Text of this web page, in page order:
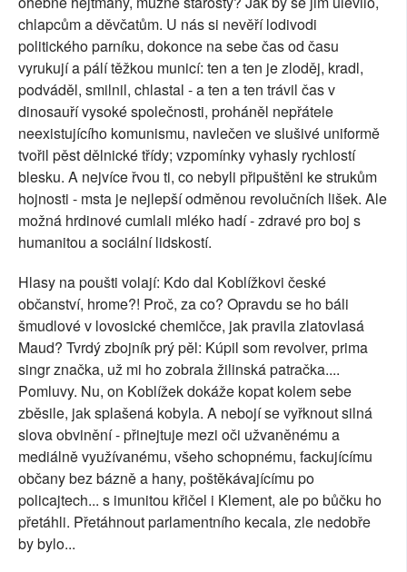
chlapcům a děvčatům. U nás si nevěří lodivodi
politického parníku, dokonce na sebe čas od času
vyrukují a pálí těžkou municí: ten a ten je zloděj, kradl,
podváděl, smilnil, chlastal - a ten a ten trávil čas v
dinosauří vysoké společnosti, proháněl nepřátele
neexistujícího komunismu, navlečen ve slušivé uniformě
tvořil pěst dělnické třídy; vzpomínky vyhasly rychlostí
blesku. A nejvíce řvou ti, co nebyli připuštěni ke strukům
hojnosti - msta je nejlepší odměnou revolučních lišek. Ale
možná hrdinové cumlali mléko hadí - zdravé pro boj s
humanitou a sociální lidskostí.
Hlasy na poušti volají: Kdo dal Koblížkovi české
občanství, hrome?! Proč, za co? Opravdu se ho báli
šmudlové v lovosické chemičce, jak pravila zlatovlasá
Maud? Tvrdý zbojník prý pěl: Kúpil som revolver, prima
singr značka, už mi ho zobrala žilinská patračka....
Pomluvy. Nu, on Koblížek dokáže kopat kolem sebe
zběsile, jak splašená kobyla. A nebojí se vyřknout silná
slova obvinění - přinejtuje mezi oči užvaněnému a
mediálně využívanému, všeho schopnému, fackujícímu
občany bez bázně a hany, poštěkávajícímu po
policajtech... s imunitou křičel i Klement, ale po bůčku ho
přetáhli. Přetáhnout parlamentního kecala, zle nedobře
by bylo...